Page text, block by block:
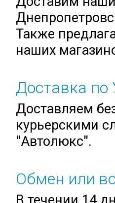
Также
наших
Доставка по
Доставляем
курьерскими
"Автолюкс".
Обмен или